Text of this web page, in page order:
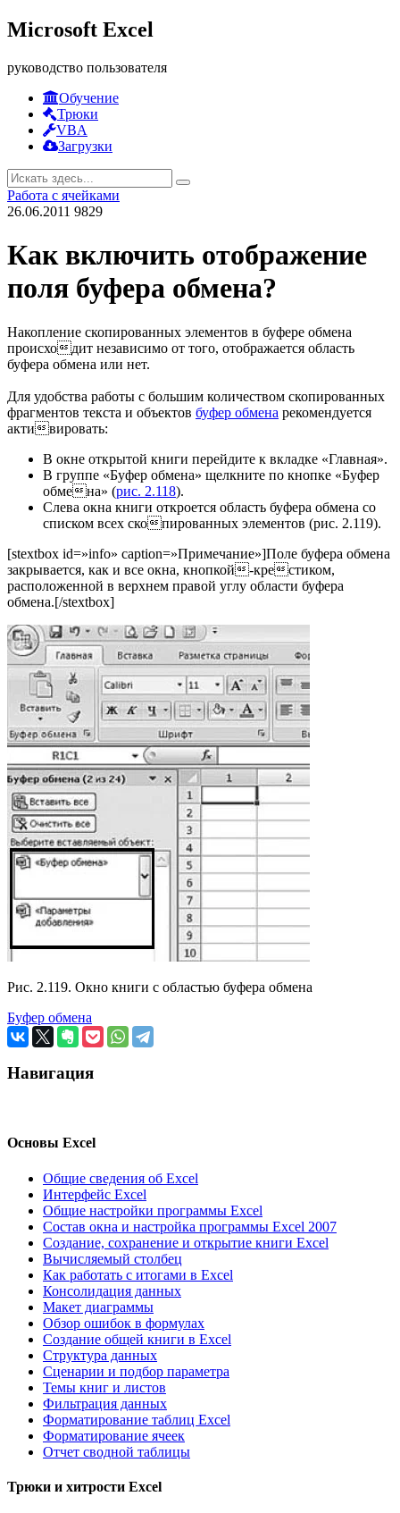
Microsoft Excel
руководство пользователя
Обучение
Трюки
VBA
Загрузки
Работа с ячейками
26.06.2011 9829
Как включить отображение
поля буфера обмена?
Накопление скопированных элементов в буфере обмена
происходит независимо от того, отображается область
буфера обмена или нет.
Для удобства работы с большим количеством скопированных
фрагментов текста и объектов буфер обмена рекомендуется
активировать:
В окне открытой книги перейдите к вкладке «Главная».
В группе «Буфер обмена» щелкните по кнопке «Буфер
обмена» (рис. 2.118).
Слева окна книги откроется область буфера обмена со
списком всех скопированных элементов (рис. 2.119).
[stextbox id=»info» caption=»Примечание»]Поле буфера обмена
закрывается, как и все окна, кнопкой-крестиком,
расположенной в верхнем правой углу области буфера
обмена.[/stextbox]
Рис. 2.119. Окно книги с областью буфера обмена
Буфер обмена
Навигация
Основы Excel
Общие сведения об Excel
Интерфейс Excel
Общие настройки программы Excel
Состав окна и настройка программы Excel 2007
Создание, сохранение и открытие книги Excel
Вычисляемый столбец
Как работать с итогами в Excel
Консолидация данных
Макет диаграммы
Обзор ошибок в формулах
Создание общей книги в Excel
Структура данных
Сценарии и подбор параметра
Темы книг и листов
Фильтрация данных
Форматирование таблиц Excel
Форматирование ячеек
Отчет сводной таблицы
Трюки и хитрости Excel